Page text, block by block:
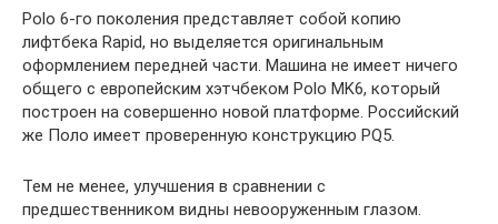
Polo 6-го поколения представляет собой копию
лифтбека Rapid, но выделяется оригинальным
оформлением передней части. Машина не имеет ничего
общего с европейским хэтчбеком Polo MK6, который
построен на совершенно новой платформе. Российский
же Поло имеет проверенную конструкцию PQ5.
Тем не менее, улучшения в сравнении с
предшественником видны невооруженным глазом.